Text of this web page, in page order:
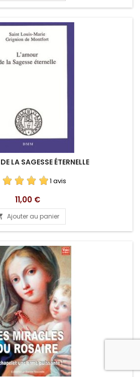
LA SAGESSE ÉTERNELLE
1 avis
Prix
11,00 €
Ajouter au panier